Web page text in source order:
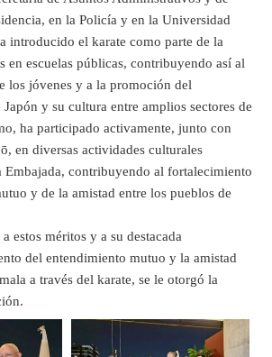
en la Policía y en la Universidad
introducido el karate como parte de la
en escuelas públicas, contribuyendo así al
los jóvenes y a la promoción del
y su cultura entre amplios sectores de
ha participado activamente, junto con
en diversas actividades culturales
Embajada, contribuyendo al fortalecimiento
y de la amistad entre los pueblos de
estos méritos y a su destacada
del entendimiento mutuo y la amistad
a través del karate, se le otorgó la